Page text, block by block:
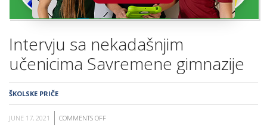
Intervju sa nekadašnjim
učenicima Savremene gimnazije
ŠKOLSKE PRIČE
JUNE 17, 2021 COMMENTS OFF